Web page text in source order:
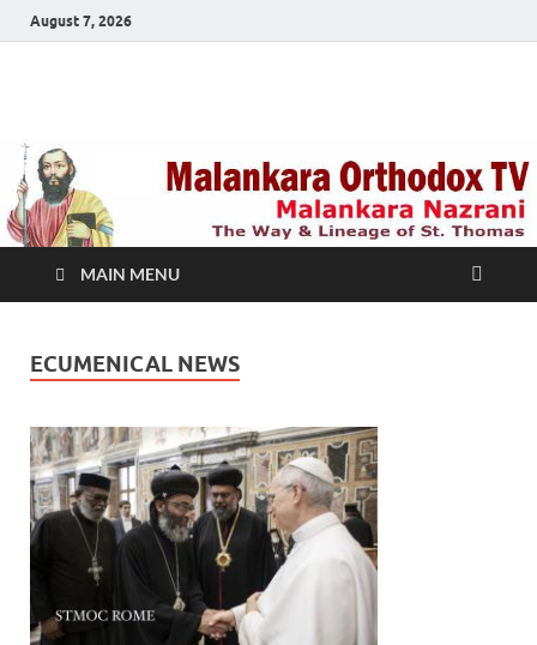
August 7, 2026
TV
MAIN MENU
ECUMENICAL NEWS